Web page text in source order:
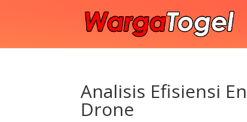
Analisis Efisiensi
Drone